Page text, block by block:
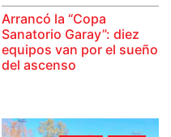
Arrancó la “Copa
Sanatorio Garay”: diez
equipos van por el sueño
del ascenso